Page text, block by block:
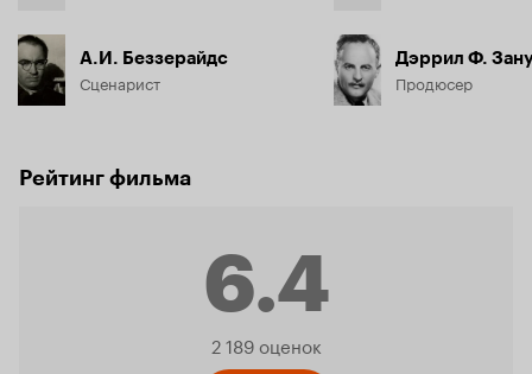
А.И. Беззерайдс
Сценарист
Дэррил Ф.
Продюсер
Рейтинг фильма
6.4
Рейтинг
2 189 оценок